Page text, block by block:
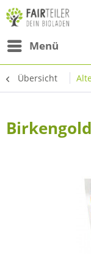
Menü
Übersicht